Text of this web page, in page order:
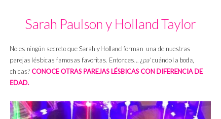
Sarah Paulson y Holland Taylor
No es ningún secreto que Sarah y Holland forman una de nuestras
parejas lésbicas famosas favoritas. Entonces… ¿pa’cuándo la boda,
chicas?CONOCE OTRAS PAREJAS LÉSBICAS CON DIFERENCIA DE
EDAD.